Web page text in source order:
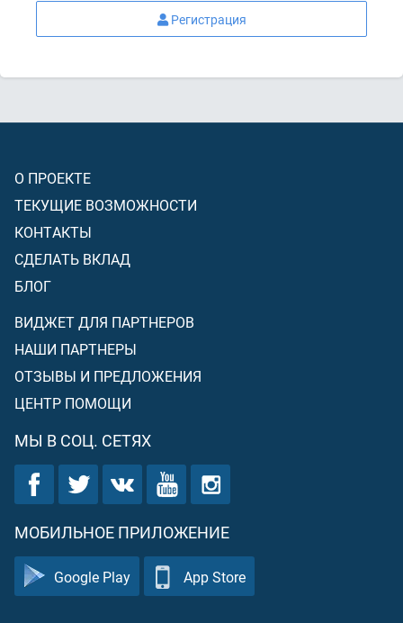
Регистрация
О ПРОЕКТЕ
ТЕКУЩИЕ ВОЗМОЖНОСТИ
КОНТАКТЫ
СДЕЛАТЬ ВКЛАД
БЛОГ
ВИДЖЕТ ДЛЯ ПАРТНЕРОВ
НАШИ ПАРТНЕРЫ
ОТЗЫВЫ И ПРЕДЛОЖЕНИЯ
ЦЕНТР ПОМОЩИ
МЫ В СОЦ. СЕТЯХ
МОБИЛЬНОЕ ПРИЛОЖЕНИЕ
Google Play App Store